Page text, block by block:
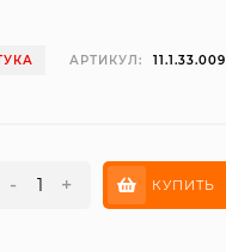
АРТИКУЛ: 11.1.33.009
- + КУПИТЬ